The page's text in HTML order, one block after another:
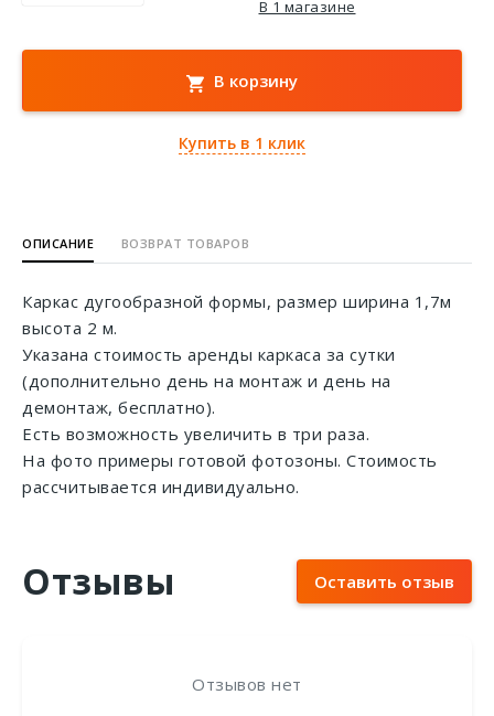
В 1 магазине
В корзину
Купить в 1 клик
ОПИСАНИЕ ВОЗВРАТ ТОВАРОВ
Каркас дугообразной формы, размер ширина 1,7м
высота 2 м.
Указана стоимость аренды каркаса за сутки
(дополнительно день на монтаж и день на
демонтаж, бесплатно).
Есть возможность увеличить в три раза.
На фото примеры готовой фотозоны. Стоимость
рассчитывается индивидуально.
Отзывы Оставить отзыв
Отзывов нет